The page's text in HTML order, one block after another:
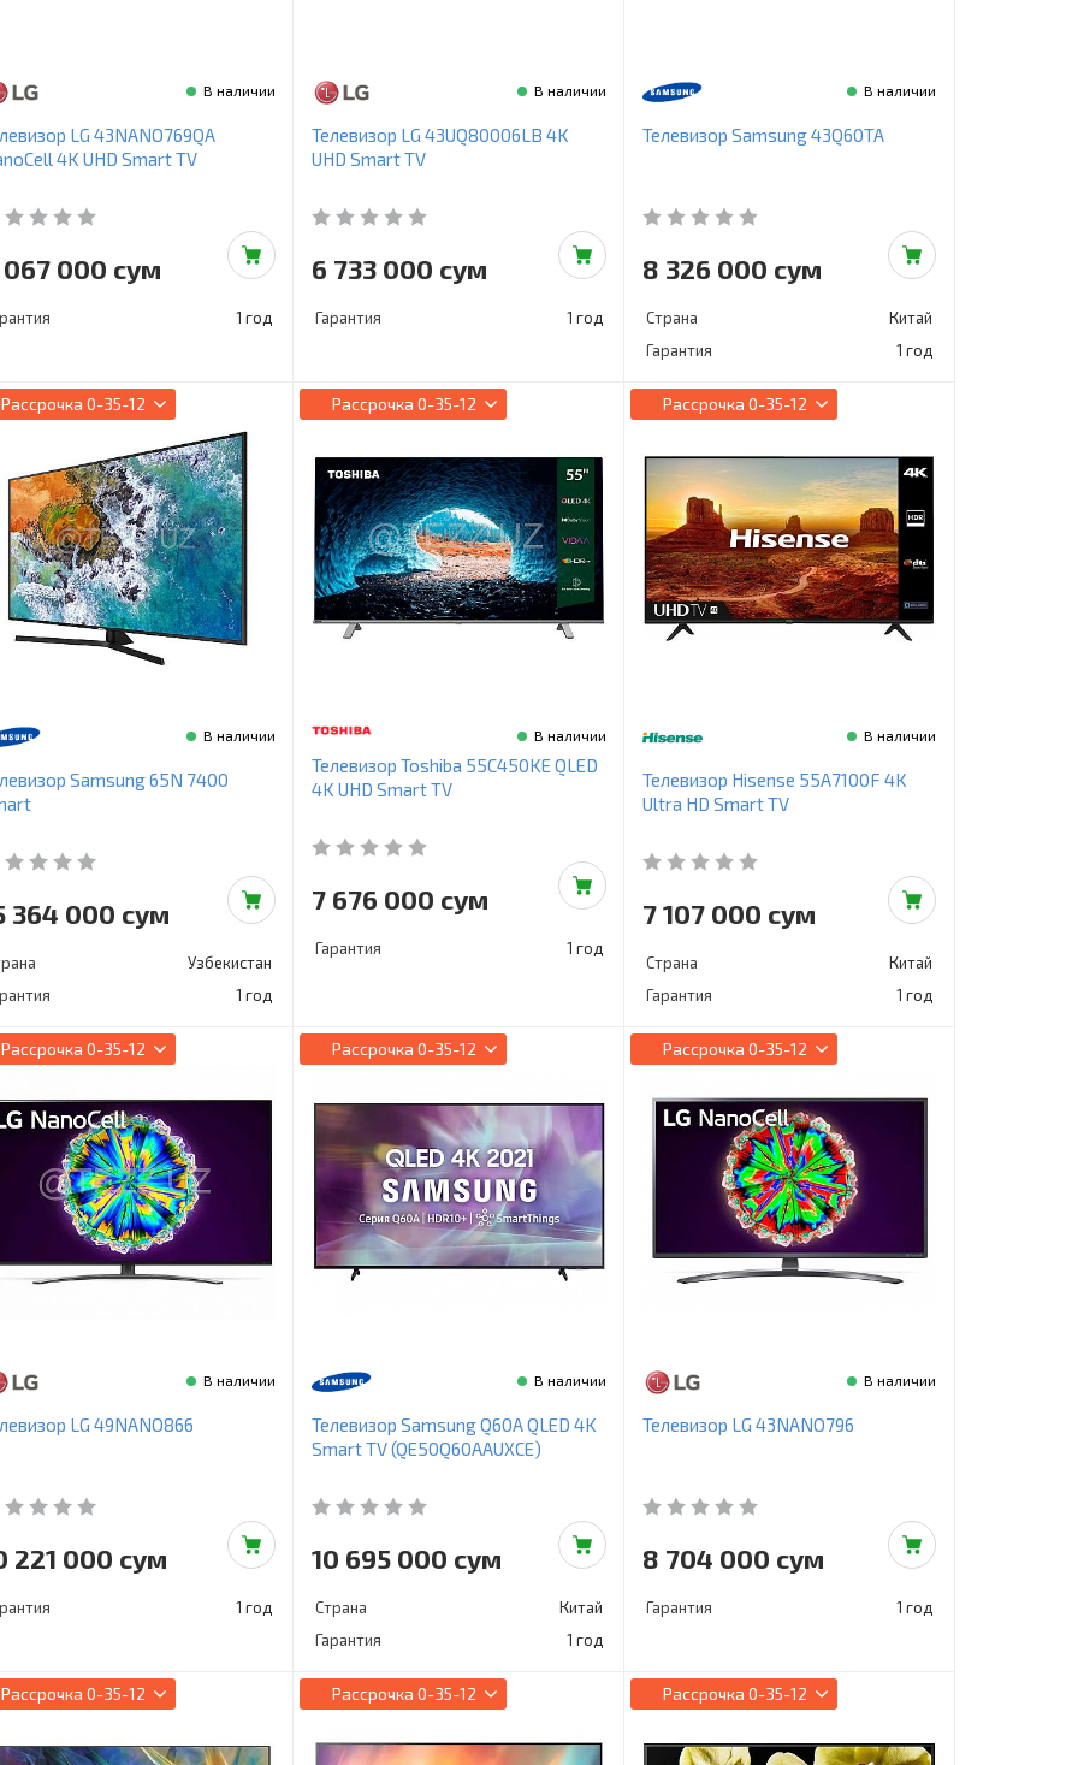
В наличии
LG 43NANO769QA
4K UHD Smart TV
000 сум
1 год
В наличии
Телевизор LG 43UQ80006LB 4K
UHD Smart TV
6 733 000 сум
Гарантия 1 год
В наличии
Телевизор Samsung 43Q60TA
8 326 000 сум
Страна
Китай
Гарантия
1 год
Рассрочка 0-35-12
В наличии
Samsung 65N 7400
364 000 сум
Узбекистан
1 год
Рассрочка 0-35-12
В наличии
Телевизор Toshiba 55C450KE QLED
4K UHD Smart TV
7 676 000 сум
Гарантия 1 год
Рассрочка 0-35-12
В наличии
Телевизор Hisense 55A7100F 4K
Ultra HD Smart TV
7 107 000 сум
Страна
Китай
Гарантия
1 год
Рассрочка 0-35-12
В наличии
LG 49NANO866
221 000 сум
1 год
Рассрочка 0-35-12
В наличии
Телевизор Samsung Q60A QLED 4K
Smart TV (QE50Q60AAUXCE)
10 695 000 сум
Страна
Китай
Гарантия
1 год
Рассрочка 0-35-12
В наличии
Телевизор LG 43NANO796
8 704 000 сум
Гарантия 1 год
Рассрочка 0-35-12 Рассрочка 0-35-12 Рассрочка 0-35-12